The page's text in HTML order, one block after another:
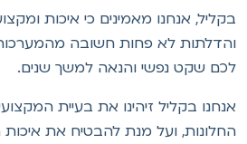
אנחנו מאמינים כי איכות
לא פחות חשובה מהמערכות
שקט נפשי והנאה למשך שנים.
בקליל זיהינו את בעיית
ועל מנת להבטיח את איכות